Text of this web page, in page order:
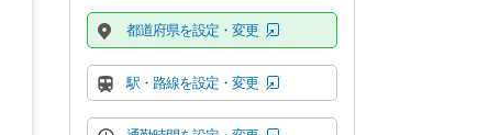
都道府県を設定・変更
駅・路線を設定・変更